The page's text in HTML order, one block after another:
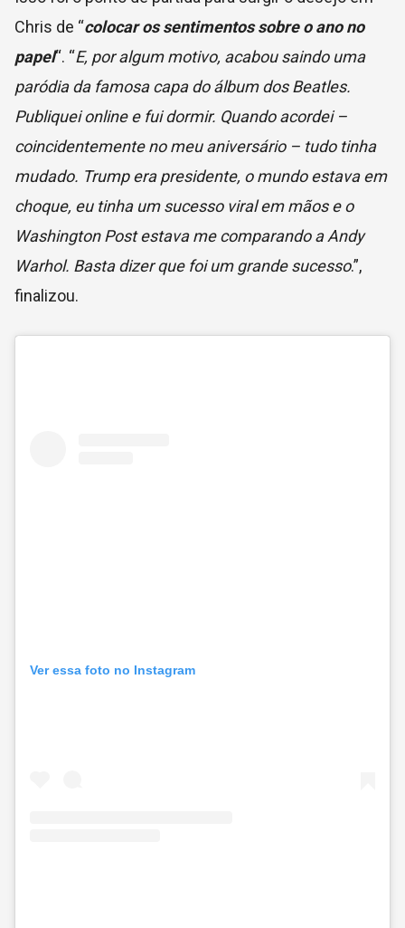
Chris de “colocar os sentimentos sobre o ano no
papel“. “E, por algum motivo, acabou saindo uma
paródia da famosa capa do álbum dos Beatles.
Publiquei online e fui dormir. Quando acordei –
coincidentemente no meu aniversário – tudo tinha
mudado. Trump era presidente, o mundo estava em
choque, eu tinha um sucesso viral em mãos e o
Washington Postestava me comparando a Andy
Warhol. Basta dizer que foi um grande sucesso.”,
finalizou.
Ver essa foto no Instagram